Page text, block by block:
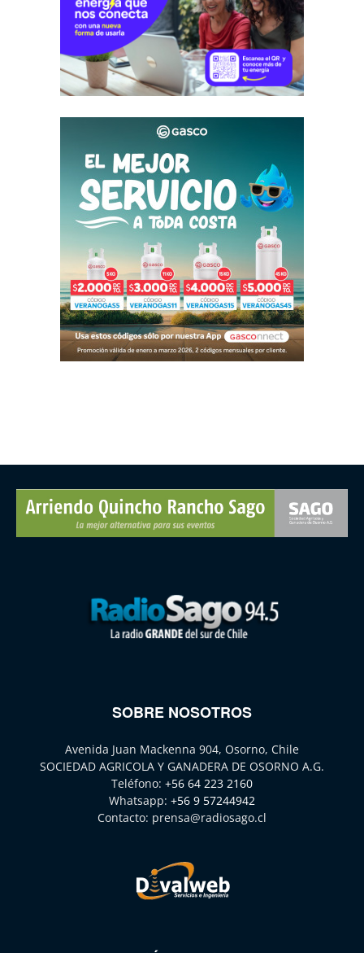
SOBRE NOSOTROS
Avenida Juan Mackenna 904, Osorno, Chile
SOCIEDAD AGRICOLA Y GANADERA DE OSORNO A.G.
Teléfono: +56 64 223 2160
Whatsapp: +56 9 57244942
Contacto: prensa@radiosago.cl